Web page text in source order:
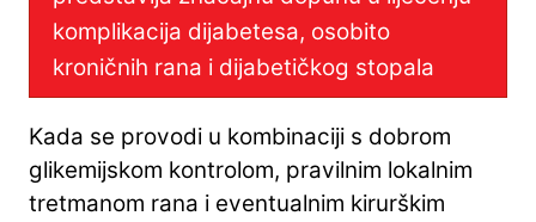
komplikacija dijabetesa, osobito
kroničnih rana i dijabetičkog stopala
Kada se provodi u kombinaciji s dobrom
glikemijskom kontrolom, pravilnim lokalnim
tretmanom rana i eventualnim kirurškim